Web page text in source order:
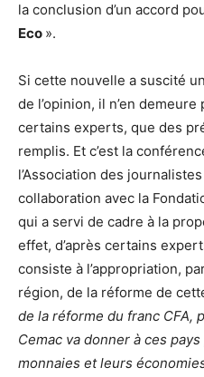
la conclusion d’un accord
Eco ».
Si cette nouvelle a suscité
de l’opinion, il n’en demeure
certains experts, que des
remplis. Et c’est la
l’Association des
collaboration avec la
qui a servi de cadre à la
effet, d’après certains
consiste à l’appropriation,
région, de la réforme de
de la réforme du franc CFA,
Cemac va donner à ces
monnaies et leurs